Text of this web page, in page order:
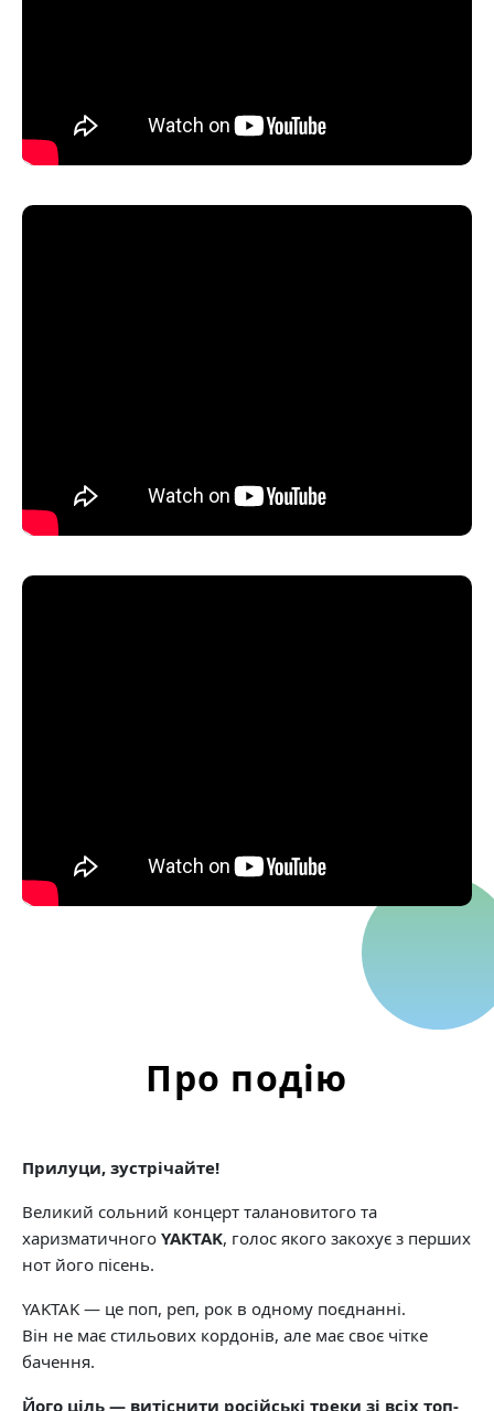
Про подію
Прилуци, зустрічайте!
Великий сольний концерт талановитого та
харизматичного YAKTAK, голос якого закохує з перших
нот його пісень.
YAKTAK — це поп, реп, рок в одному поєднанні.
Він не має стильових кордонів, але має своє чітке
бачення.
Його ціль — витіснити російські треки зі всіх топ-